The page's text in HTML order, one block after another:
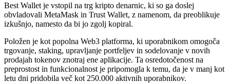
Best Wallet je vstopil na trg kripto denarnic, ki so ga doslej
obvladovali MetaMask in Trust Wallet, z namenom, da preoblikuje
izkušnjo, namesto da bi jo zgolj kopiral.
Položen je kot popolna Web3 platforma, ki uporabnikom omogoča
trgovanje, staking, upravljanje portfeljev in sodelovanje v novih
prodajah tokenov znotraj ene aplikacije. Ta osredotočenost na
preprostost in funkcionalnost je pripomogla k temu, da je v manj kot
letu dni pridobila več kot 250.000 aktivnih uporabnikov.